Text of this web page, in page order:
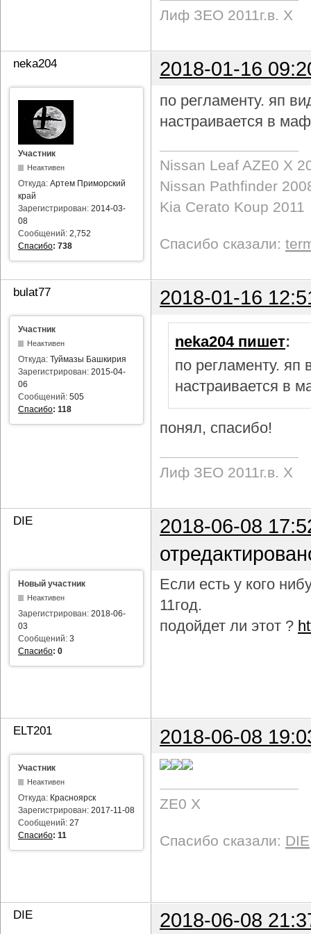
Лиф ЗЕО 2011г.в. Х
neka204 2018-01-16
Участник
Неактивен
Откуда: Артем Приморский
край
Зарегистрирован: 2014-03-
08
Сообщений: 2,752
Спасибо: 738
по регламенту. яп
настраивается в
Nissan Leaf AZE0 X
Nissan Pathfinder
Kia Cerato Koup 2011
Спасибо сказали:
bulat77 2018-01-16
Участник
Неактивен
Откуда: Туймазы Башкирия
Зарегистрирован: 2015-04-
06
Сообщений: 505
Спасибо: 118
neka204 пишет:
по регламенту.
настраивается в
понял, спасибо!
Лиф ЗЕО 2011г.в. Х
DIE
2018-06-08
Новый участник
Неактивен
Зарегистрирован: 2018-06-
03
Сообщений: 3
Спасибо: 0
Если есть у кого
11год.
подойдет ли этот ?
ELT201 2018-06-08
Участник
Неактивен
Откуда: Красноярск
Зарегистрирован: 2017-11-08
Сообщений: 27
Спасибо: 11
ZE0 X
Спасибо сказали: DIE
DIE 2018-06-08